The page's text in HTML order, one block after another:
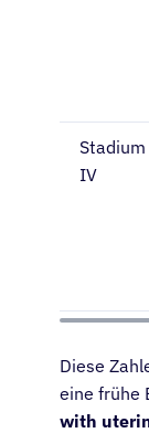
Stadium
IV
Diese
eine frühe
with